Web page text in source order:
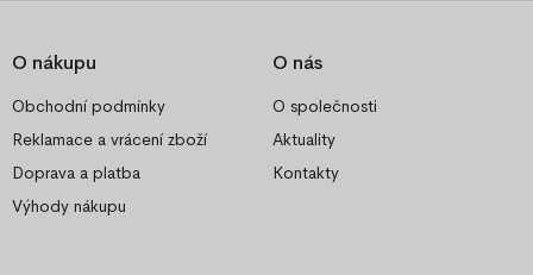
O nákupu
Obchodní podmínky
Reklamace a vrácení zboží
Doprava a platba
Výhody nákupu
O nás
O společnosti
Aktuality
Kontakty